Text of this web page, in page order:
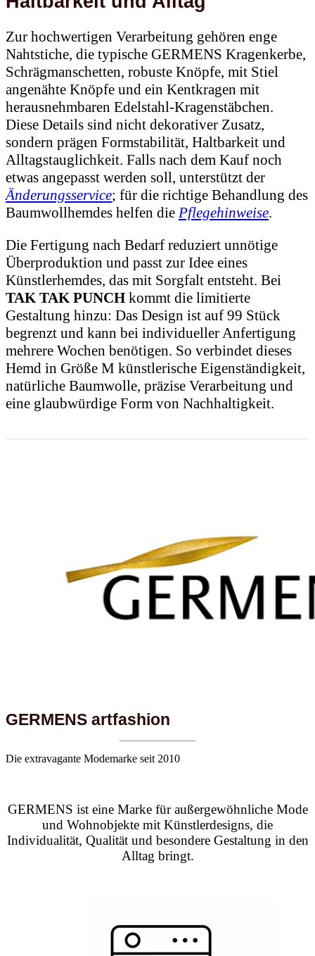
Nahtstiche, die typische GERMENS Kragenkerbe,
Schrägmanschetten, robuste Knöpfe, mit Stiel
angenähte Knöpfe und ein Kentkragen mit
herausnehmbaren Edelstahl-Kragenstäbchen.
Diese Details sind nicht dekorativer Zusatz,
sondern prägen Formstabilität, Haltbarkeit und
Alltagstauglichkeit. Falls nach dem Kauf noch
etwas angepasst werden soll, unterstützt der
Änderungsservice; für die richtige Behandlung des
Baumwollhemdes helfen diePflegehinweise.
Überproduktion und passt zur Idee eines
Künstlerhemdes, das mit Sorgfalt entsteht. Bei
TAK TAK PUNCHkommt die limitierte
Gestaltung hinzu: Das Design ist auf 99 Stück
begrenzt und kann bei individueller Anfertigung
mehrere Wochen benötigen. So verbindet dieses
Hemd in Größe M künstlerische Eigenständigkeit,
natürliche Baumwolle, präzise Verarbeitung und
eine glaubwürdige Form von Nachhaltigkeit.
Die extravagante Modemarke seit 2010
und Wohnobjekte mit Künstlerdesigns, die
Individualität, Qualität und besondere Gestaltung in den
Alltag bringt.